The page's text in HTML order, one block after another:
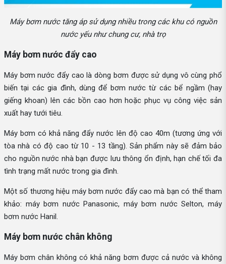
Máy bơm nước tăng áp sử dụng nhiều trong các khu có nguồn
nước yếu như chung cư, nhà trọ
Máy bơm nước đẩy cao
Máy bơm nước đẩy cao là dòng bơm được sử dụng vô cùng phổ
biến tại các gia đình, dùng để bơm nước từ các bể ngầm (hay
giếng khoan) lên các bồn cao hơn hoặc phục vụ công việc sản
xuất hay tưới tiêu.
Máy bơm có khả năng đẩy nước lên độ cao 40m (tương ứng với
tòa nhà có độ cao từ 10 - 13 tầng). Sản phẩm này sẽ đảm bảo
cho nguồn nước nhà bạn được lưu thông ổn định, hạn chế tối đa
tình trạng mất nước trong gia đình.
Một số thương hiệu máy bơm nước đẩy cao mà bạn có thể tham
khảo: máy bơm nước Panasonic, máy bơm nước Selton, máy
bơm nước Hanil.
Máy bơm nước chân không
Máy bơm chân không có khả năng bơm được cả nước và không